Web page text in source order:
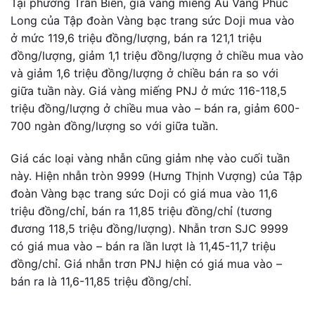
Long của Tập đoàn Vàng bạc trang sức Doji mua vào
ở mức 119,6 triệu đồng/lượng, bán ra 121,1 triệu
đồng/lượng, giảm 1,1 triệu đồng/lượng ở chiều mua vào
và giảm 1,6 triệu đồng/lượng ở chiều bán ra so với
giữa tuần này. Giá vàng miếng PNJ ở mức 116-118,5
triệu đồng/lượng ở chiều mua vào – bán ra, giảm 600-
700 ngàn đồng/lượng so với giữa tuần.
Giá các loại vàng nhẫn cũng giảm nhẹ vào cuối tuần
này. Hiện nhẫn tròn 9999 (Hưng Thịnh Vượng) của Tập
đoàn Vàng bạc trang sức Doji có giá mua vào 11,6
triệu đồng/chỉ, bán ra 11,85 triệu đồng/chỉ (tương
đương 118,5 triệu đồng/lượng). Nhẫn trơn SJC 9999
có giá mua vào – bán ra lần lượt là 11,45-11,7 triệu
đồng/chỉ. Giá nhẫn trơn PNJ hiện có giá mua vào –
bán ra là 11,6-11,85 triệu đồng/chỉ.